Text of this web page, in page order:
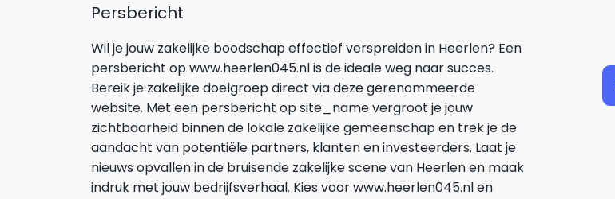
Persbericht
Wil je jouw zakelijke boodschap effectief verspreiden in Heerlen? Een
persbericht op www.heerlen045.nl is de ideale weg naar succes.
Bereik je zakelijke doelgroep direct via deze gerenommeerde
website. Met een persbericht op site_name vergroot je jouw
zichtbaarheid binnen de lokale zakelijke gemeenschap en trek je de
aandacht van potentiële partners, klanten en investeerders. Laat je
nieuws opvallen in de bruisende zakelijke scene van Heerlen en maak
indruk met jouw bedrijfsverhaal. Kies voor www.heerlen045.nl en